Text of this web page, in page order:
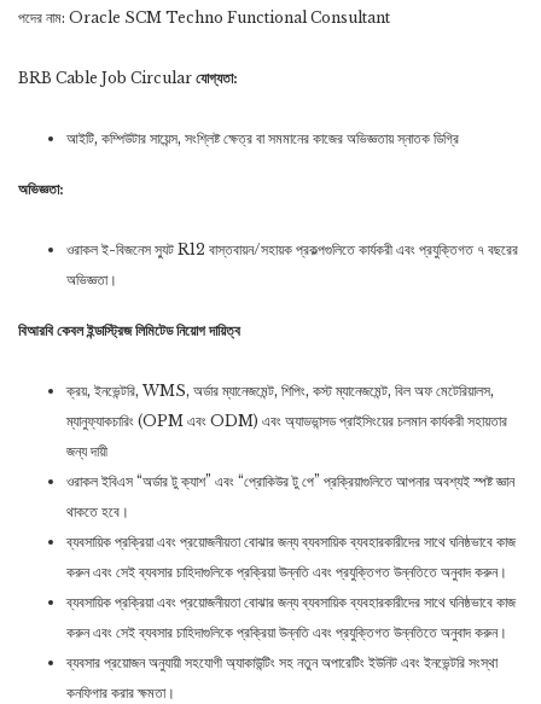
পদের নাম: Oracle SCM Techno Functional Consultant
BRB Cable Job Circular যোগ্যতা:
আইটি, কম্পিউটার সায়েন্স, সংশ্লিষ্ট ক্ষেত্র বা সমমানের কাজের অভিজ্ঞতায় স্নাতক ডিগ্রি
অভিজ্ঞতা:
ওরাকল ই-বিজনেস স্যুট R12 বাস্তবায়ন/সহায়ক প্রকল্পগুলিতে কার্যকরী এবং প্রযুক্তিগত ৭ বছরের
অভিজ্ঞতা।
বিআরবি কেবল ইন্ডাস্ট্রিজ লিমিটেড নিয়োগ দায়িত্ব
ক্রয়, ইনভেন্টরি, WMS, অর্ডার ম্যানেজমেন্ট, শিপিং, কস্ট ম্যানেজমেন্ট, বিল অফ মেটেরিয়ালস,
ম্যানুফ্যাকচারিং (OPM এবং ODM) এবং অ্যাডভান্সড প্রাইসিংয়ের চলমান কার্যকরী সহায়তার
জন্য দায়ী
ওরাকল ইবিএস “অর্ডার টু ক্যাশ” এবং “প্রোকিউর টু পে” প্রক্রিয়াগুলিতে আপনার অবশ্যই স্পষ্ট জ্ঞান
থাকতে হবে।
ব্যবসায়িক প্রক্রিয়া এবং প্রয়োজনীয়তা বোঝার জন্য ব্যবসায়িক ব্যবহারকারীদের সাথে ঘনিষ্ঠভাবে কাজ
করুন এবং সেই ব্যবসার চাহিদাগুলিকে প্রক্রিয়া উন্নতি এবং প্রযুক্তিগত উন্নতিতে অনুবাদ করুন।
ব্যবসায়িক প্রক্রিয়া এবং প্রয়োজনীয়তা বোঝার জন্য ব্যবসায়িক ব্যবহারকারীদের সাথে ঘনিষ্ঠভাবে কাজ
করুন এবং সেই ব্যবসার চাহিদাগুলিকে প্রক্রিয়া উন্নতি এবং প্রযুক্তিগত উন্নতিতে অনুবাদ করুন।
ব্যবসার প্রয়োজন অনুযায়ী সহযোগী অ্যাকাউন্টিং সহ নতুন অপারেটিং ইউনিট এবং ইনভেন্টরি সংস্থা
কনফিগার করার ক্ষমতা।